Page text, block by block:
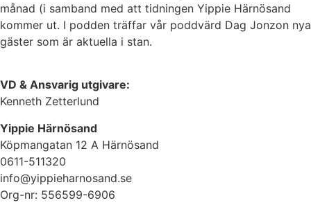
månad (i samband med att tidningen Yippie Härnösand
kommer ut. I podden träffar vår poddvärd Dag Jonzon nya
gäster som är aktuella i stan.
VD & Ansvarig utgivare:
Kenneth Zetterlund
Yippie Härnösand
Köpmangatan 12 A Härnösand
0611-511320
info@yippieharnosand.se
Org-nr: 556599-6906